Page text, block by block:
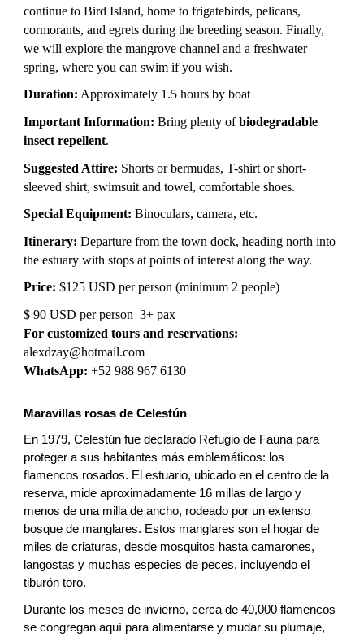
continue to Bird Island, home to frigatebirds, pelicans,
cormorants, and egrets during the breeding season. Finally,
we will explore the mangrove channel and a freshwater
spring, where you can swim if you wish.
Duration: Approximately 1.5 hours by boat
Important Information: Bring plenty ofbiodegradable
insect repellent.
Suggested Attire: Shorts or bermudas, T-shirt or short-
sleeved shirt, swimsuit and towel, comfortable shoes.
Special Equipment: Binoculars, camera, etc.
Itinerary: Departure from the town dock, heading north into
the estuary with stops at points of interest along the way.
Price: $125 USD per person (minimum 2 people)
$ 90 USD per person 3+ pax
For customized tours and reservations:
alexdzay@hotmail.com
WhatsApp: +52 988 967 6130
Maravillas rosas de Celestún
En 1979, Celestún fue declarado Refugio de Fauna para
proteger a sus habitantes más emblemáticos: los
flamencos rosados. El estuario, ubicado en el centro de la
reserva, mide aproximadamente 16 millas de largo y
menos de una milla de ancho, rodeado por un extenso
bosque de manglares. Estos manglares son el hogar de
miles de criaturas, desde mosquitos hasta camarones,
langostas y muchas especies de peces, incluyendo el
tiburón toro.
Durante los meses de invierno, cerca de 40,000 flamencos
se congregan aquí para alimentarse y mudar su plumaje,